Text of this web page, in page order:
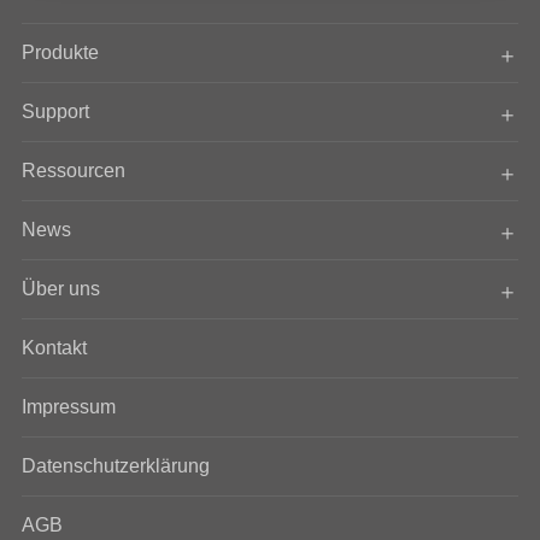
Produkte
Support
Ressourcen
News
Über uns
Kontakt
Impressum
Datenschutzerklärung
AGB